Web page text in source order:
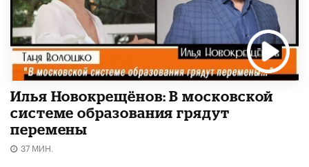
Илья Новокрещёнов: В московской
системе образования грядут
перемены
37 МИН.